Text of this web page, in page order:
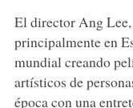
El director Ang
principalmente en
mundial creando
artísticos de
época con una